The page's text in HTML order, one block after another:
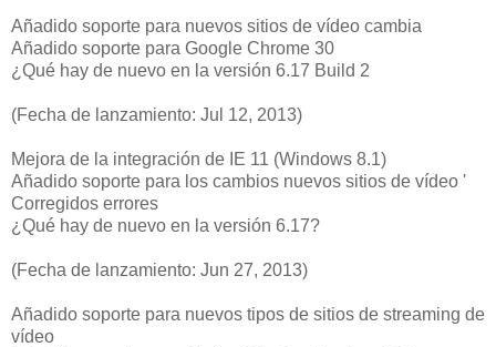
Añadido soporte para nuevos sitios de vídeo cambia
Añadido soporte para Google Chrome 30
¿Qué hay de nuevo en la versión 6.17 Build 2
(Fecha de lanzamiento: Jul 12, 2013)
Mejora de la integración de IE 11 (Windows 8.1)
Añadido soporte para los cambios nuevos sitios de vídeo '
Corregidos errores
¿Qué hay de nuevo en la versión 6.17?
(Fecha de lanzamiento: Jun 27, 2013)
Añadido soporte para nuevos tipos de sitios de streaming de
vídeo